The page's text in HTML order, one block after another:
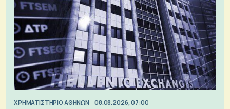
XΡΗΜΑΤΙΣΤΗΡΙΟ ΑΘΗΝΩΝ 08.08.2026, 07:00